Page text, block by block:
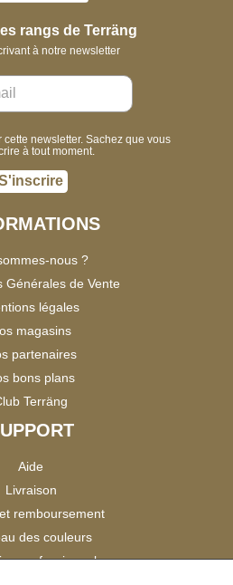
rangs de Terräng
à notre newsletter
newsletter. Sachez que vous
à tout moment.
nous ?
Générales de Vente
légales
magasins
partenaires
bons plans
Terräng
Aide
Livraison
remboursement
des couleurs
professionnels